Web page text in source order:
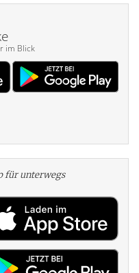
im Blick
für unterwegs